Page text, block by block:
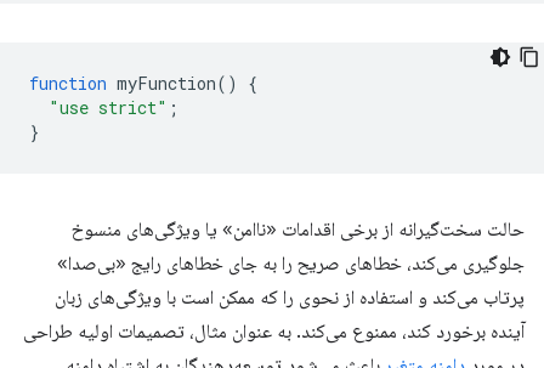
function myFunction()
{
"use strict" ;
}
حالت سخت‌گیرانه از برخی اقدامات «ناامن» یا ویژگی‌های منسوخ
جلوگیری می‌کند، خطاهای صریح را به جای خطاهای رایج «بی‌صدا»
پرتاب می‌کند و استفاده از نحوی را که ممکن است با ویژگی‌های زبان
آینده برخورد کند، ممنوع می‌کند. به عنوان مثال، تصمیمات اولیه طراحی